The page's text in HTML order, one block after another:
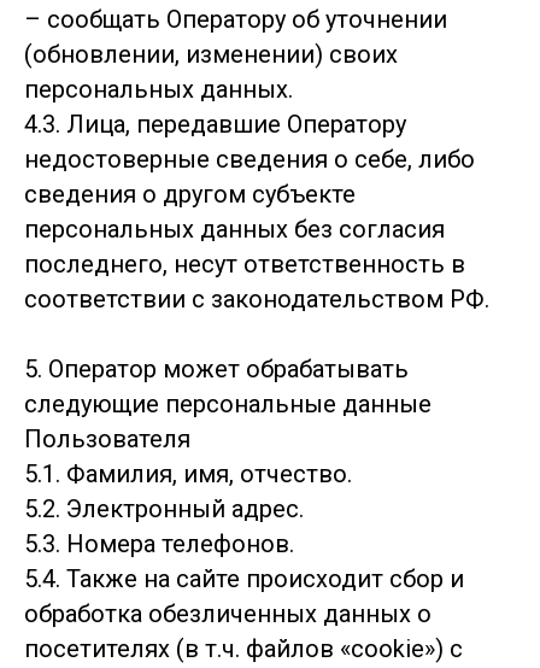
– сообщать Оператору об уточнении
(обновлении, изменении) своих
персональных данных.
4.3. Лица, передавшие Оператору
недостоверные сведения о себе, либо
сведения о другом субъекте
персональных данных без согласия
последнего, несут ответственность в
соответствии с законодательством РФ.
5. Оператор может обрабатывать
следующие персональные данные
Пользователя
5.1. Фамилия, имя, отчество.
5.2. Электронный адрес.
5.3. Номера телефонов.
5.4. Также на сайте происходит сбор и
обработка обезличенных данных о
посетителях (в т.ч. файлов «cookie») с